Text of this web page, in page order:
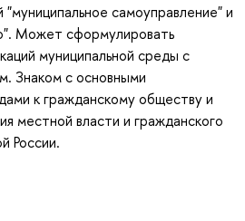
"муниципальное самоуправление" и
Может сформулировать
муниципальной среды с
Знаком с основными
к гражданскому обществу и
местной власти и гражданского
России.